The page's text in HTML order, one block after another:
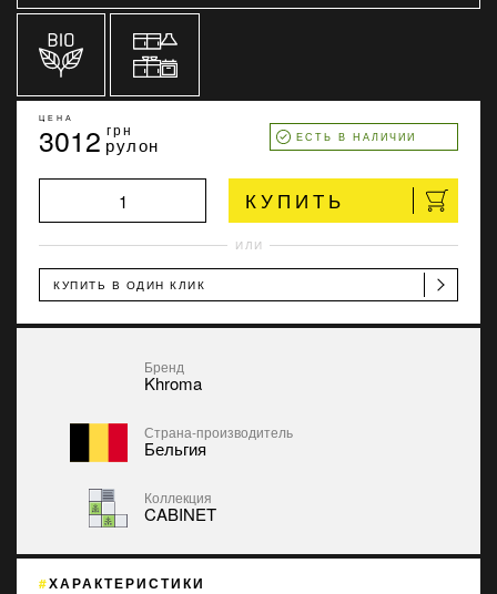
ЦЕНА
3012 грн
рулон ЕСТЬ В НАЛИЧИИ
КУПИТЬ
ИЛИ
КУПИТЬ В ОДИН КЛИК
Бренд
Khroma
Страна-производитель
Бельгия
Коллекция
CABINET
ХАРАКТЕРИСТИКИ